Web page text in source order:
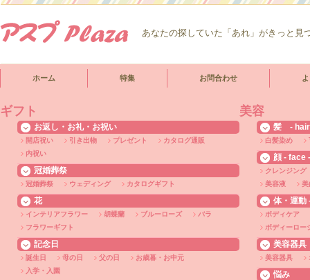
あなたの探していた「あれ」がきっと見
ホーム 特集 お問合わせ
ギフト
お返し・お礼・お祝い
開店祝い 引き出物 プレゼント
カタログ通販
内祝い
冠婚葬祭
冠婚葬祭 ウェディング カタログギフト
花
インテリアフラワー 胡蝶蘭 ブルーローズ
バラ
フラワーギフト
記念日
誕生日 母の日 父の日
お歳暮・お中元
入学・入園
美容
髪 -
白髪染め
顔 - face -
クレンジング
美容液
美
体・運動
ボディケア
ボディーロー
美容器具
美容器具
悩み